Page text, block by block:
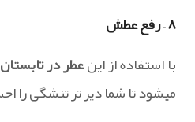
۸ – رفع عطش
با استفاده از اینعطر در
میشود تا شما دیر تر تنشگی را